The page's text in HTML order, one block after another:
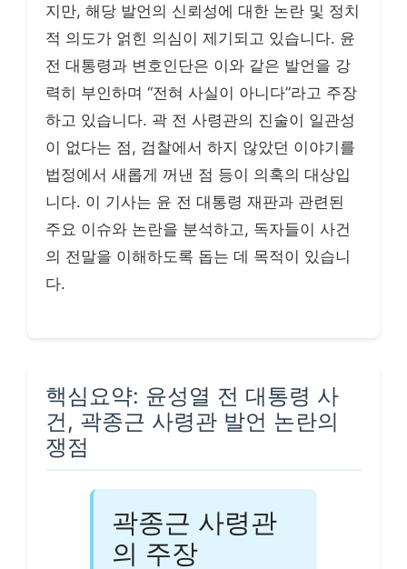
지만, 해당 발언의 신뢰성에 대한 논란 및 정치
적 의도가 얽힌 의심이 제기되고 있습니다. 윤
전 대통령과 변호인단은 이와 같은 발언을 강
력히 부인하며 “전혀 사실이 아니다”라고 주장
하고 있습니다. 곽 전 사령관의 진술이 일관성
이 없다는 점, 검찰에서 하지 않았던 이야기를
법정에서 새롭게 꺼낸 점 등이 의혹의 대상입
니다. 이 기사는 윤 전 대통령 재판과 관련된
주요 이슈와 논란을 분석하고, 독자들이 사건
의 전말을 이해하도록 돕는 데 목적이 있습니
다.
핵심요약: 윤성열 전 대통령 사
건, 곽종근 사령관 발언 논란의
쟁점
곽종근 사령관
의 주장